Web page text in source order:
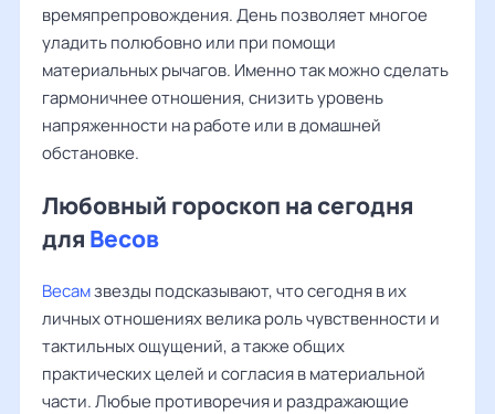
времяпрепровождения. День позволяет многое
уладить полюбовно или при помощи
материальных рычагов. Именно так можно сделать
гармоничнее отношения, снизить уровень
напряженности на работе или в домашней
обстановке.
Любовный гороскоп на сегодня
для Весов
Весамзвезды подсказывают, что сегодня в их
личных отношениях велика роль чувственности и
тактильных ощущений, а также общих
практических целей и согласия в материальной
части. Любые противоречия и раздражающие